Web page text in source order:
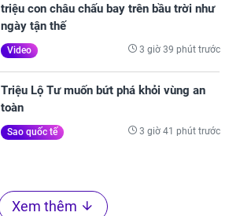
triệu con châu chấu bay trên bầu trời như
ngày tận thế
Video 3 giờ 39 phút trước
Triệu Lộ Tư muốn bứt phá khỏi vùng an
toàn
Sao quốc tế 3 giờ 41 phút trước
Xem thêm